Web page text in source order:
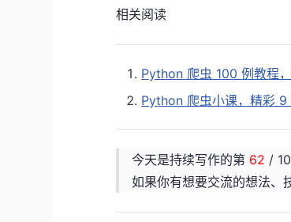
相关阅读
Python 爬虫 100 例教程
Python 爬虫小课，精彩 9
今天是持续写作的第 62 /
如果你有想要交流的想法、